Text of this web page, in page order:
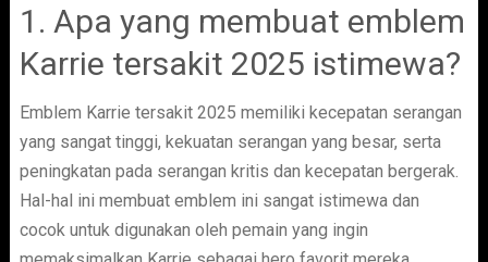
1. Apa yang membuat emblem
Karrie tersakit 2025 istimewa?
Emblem Karrie tersakit 2025 memiliki kecepatan serangan
yang sangat tinggi, kekuatan serangan yang besar, serta
peningkatan pada serangan kritis dan kecepatan bergerak.
Hal-hal ini membuat emblem ini sangat istimewa dan
cocok untuk digunakan oleh pemain yang ingin